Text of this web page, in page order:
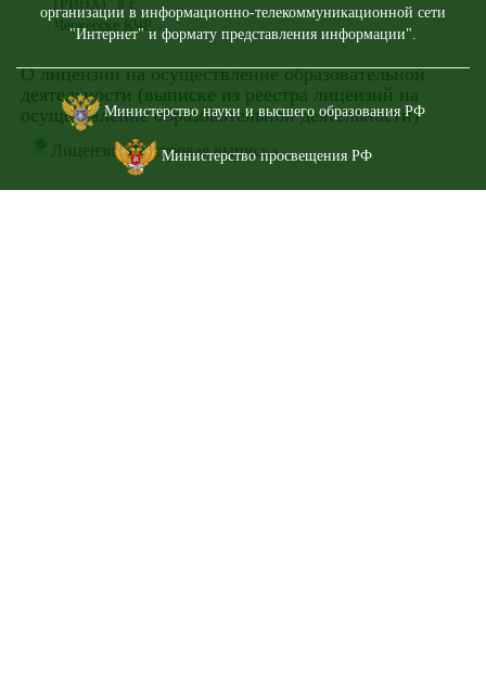
Черкесске КЧР
О лицензии на осуществление образовательной
деятельности (выписке из реестра лицензий на
осуществление образовательной деятельности)
Лицензия Реестровая выписка
организации в информационно-телекоммуникационной сети
"Интернет" и формату представления информации".
Министерство науки и высшего образования РФ
Министерство просвещения РФ